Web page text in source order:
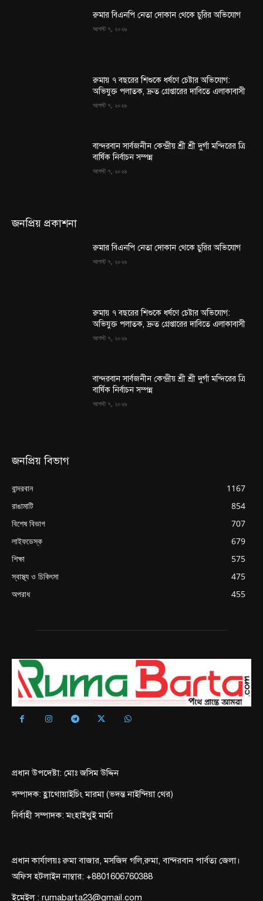
রুমার বিএনপি নেতা দোকান থেকে চুরির অভিযোগ
আগস্ট ৭, ২০২৬
রুমায় ৭ বছরের শিশুকে ধর্ষণে চেষ্টার অভিযোগ:
অভিযুক্ত পলাতক, দ্রুত গ্রেপ্তারের দাবিতে এলাকাবাসী
আগস্ট ৭, ২০২৬
বান্দরবান সার্বজনীন কেন্দ্রীয় শ্রী শ্রী দুর্গা মন্দিরের ত্রি
বার্ষিক নির্বাচন সম্পন্ন
আগস্ট ৭, ২০২৬
জনপ্রিয় প্রকাশনা
রুমার বিএনপি নেতা দোকান থেকে চুরির অভিযোগ
আগস্ট ৭, ২০২৬
রুমায় ৭ বছরের শিশুকে ধর্ষণে চেষ্টার অভিযোগ:
অভিযুক্ত পলাতক, দ্রুত গ্রেপ্তারের দাবিতে এলাকাবাসী
আগস্ট ৭, ২০২৬
বান্দরবান সার্বজনীন কেন্দ্রীয় শ্রী শ্রী দুর্গা মন্দিরের ত্রি
বার্ষিক নির্বাচন সম্পন্ন
আগস্ট ৭, ২০২৬
জনপ্রিয় বিভাগ
বান্দরবান
1167
রাঙামাটি
854
বিশেষ বিভাগ
707
লাইফডেস্ক
679
শিক্ষা
575
স্বাস্থ্য ও চিকিৎসা
475
অপরাধ
455
প্রধান উপদেষ্টা: মোঃ জসিম উদ্দিন
সম্পাদক: হ্লাথোয়াইচিং মারমা (ভদন্ত নাইন্দিয়া থের)
নির্বাহী সম্পাদক: মংহাইথুই মার্মা
প্রধান কার্যালয়ঃ রুমা বাজার, মসজিদ গলি,রুমা, বান্দরবান পার্বত্য জেলা।
অফিস হটলাইন নাম্বার: +8801606760388
ইমেইল : rumabarta23@gmail.com